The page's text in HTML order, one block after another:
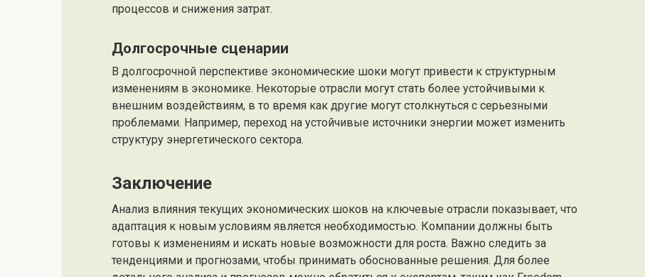
процессов и снижения затрат.
Долгосрочные сценарии
В долгосрочной перспективе экономические шоки могут привести к структурным
изменениям в экономике. Некоторые отрасли могут стать более устойчивыми к
внешним воздействиям, в то время как другие могут столкнуться с серьезными
проблемами. Например, переход на устойчивые источники энергии может изменить
структуру энергетического сектора.
Заключение
Анализ влияния текущих экономических шоков на ключевые отрасли показывает, что
адаптация к новым условиям является необходимостью. Компании должны быть
готовы к изменениям и искать новые возможности для роста. Важно следить за
тенденциями и прогнозами, чтобы принимать обоснованные решения. Для более